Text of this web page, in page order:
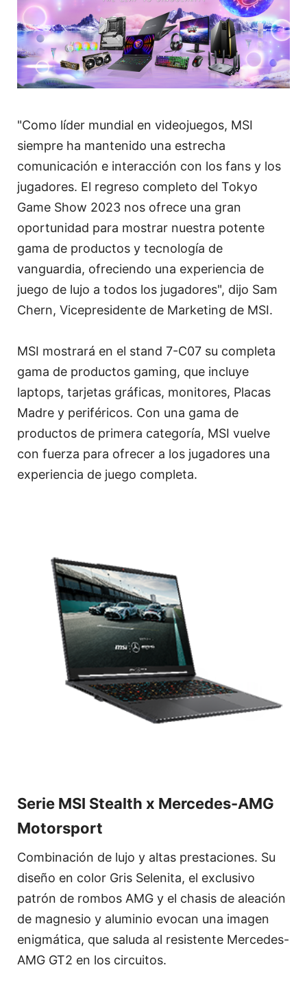
"Como líder mundial en videojuegos, MSI
siempre ha mantenido una estrecha
comunicación e interacción con los fans y los
jugadores. El regreso completo del Tokyo
Game Show 2023 nos ofrece una gran
oportunidad para mostrar nuestra potente
gama de productos y tecnología de
vanguardia, ofreciendo una experiencia de
juego de lujo a todos los jugadores", dijo Sam
Chern, Vicepresidente de Marketing de MSI.
MSI mostrará en el stand 7-C07 su completa
gama de productos gaming, que incluye
laptops, tarjetas gráficas, monitores, Placas
Madre y periféricos. Con una gama de
productos de primera categoría, MSI vuelve
con fuerza para ofrecer a los jugadores una
experiencia de juego completa.
Serie MSI Stealth x Mercedes-AMG
Motorsport
Combinación de lujo y altas prestaciones. Su
diseño en color Gris Selenita, el exclusivo
patrón de rombos AMG y el chasis de aleación
de magnesio y aluminio evocan una imagen
enigmática, que saluda al resistente Mercedes-
AMG GT2 en los circuitos.